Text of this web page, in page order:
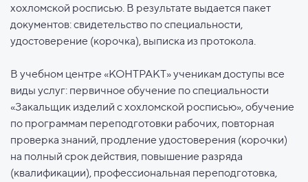
хохломской росписью. В результате выдается пакет
документов: свидетельство по специальности,
удостоверение (корочка), выписка из протокола.
В учебном центре «КОНТРАКТ» ученикам доступы все
виды услуг: первичное обучение по специальности
«Закальщик изделий с хохломской росписью», обучение
по программам переподготовки рабочих, повторная
проверка знаний, продление удостоверения (корочки)
на полный срок действия, повышение разряда
(квалификации), профессиональная переподготовка,